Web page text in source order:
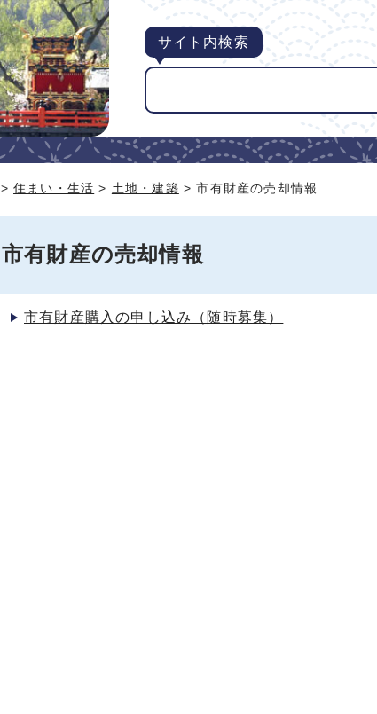
サイト内検索
>住まい・生活 > 土地・建築 > 市有財産の売却情報
市有財産の売却情報
市有財産購入の申し込み（随時募集）